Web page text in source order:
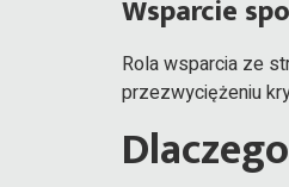
Wsparcie
Rola wsparcia ze
przezwyciężeniu